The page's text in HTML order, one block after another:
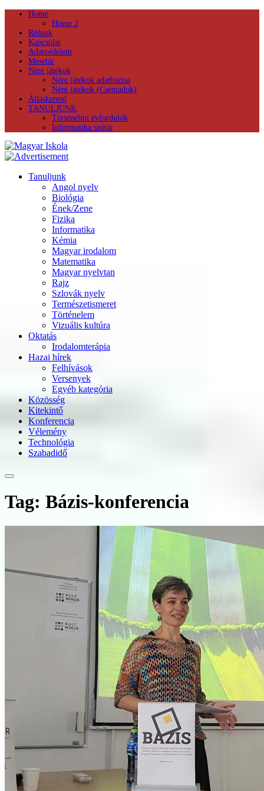
Home
Home 2
Rólunk
Kapcsolat
Adatvédelem
Mesetár
Népi játékok
Népi játékok adatbázisa
Népi játékok (Csemadok)
Álláskereső
TANULJUNK
Történelmi évfordulók
Informatika szótár
Tanuljunk
Angol nyelv
Biológia
Ének/Zene
Fizika
Informatika
Kémia
Magyar irodalom
Matematika
Magyar nyelvtan
Rajz
Szlovák nyelv
Természetismeret
Történelem
Vizuális kultúra
Oktatás
Irodalomterápia
Hazai hírek
Felhívások
Versenyek
Egyéb kategória
Közösség
Kitekintő
Konferencia
Vélemény
Technológia
Szabadidő
Tag: Bázis-konferencia